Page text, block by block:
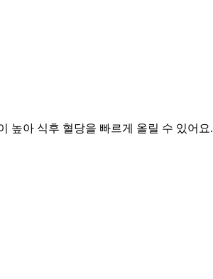
높아 식후 혈당을 빠르게 올릴 수 있어요.